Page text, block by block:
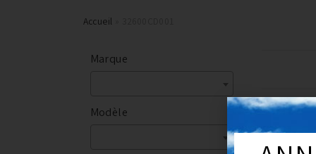
Accueil
Marque
Modèle